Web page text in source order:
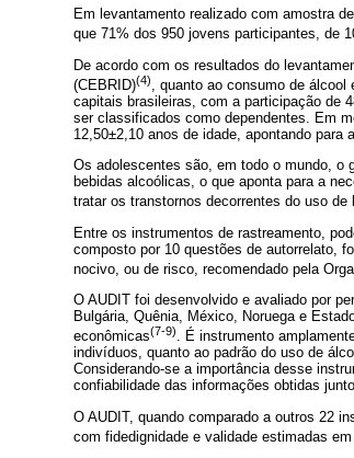
Em levantamento realizado com amostra
que 71% dos 950 jovens participantes, de
De acordo com os resultados do
(CEBRID)(4)
, quanto ao consumo de
capitais brasileiras, com a participação de
ser classificados como dependentes. Em
12,50±2,10 anos de idade, apontando para
Os adolescentes são, em todo o mundo, o
bebidas alcoólicas, o que aponta para a
tratar os transtornos decorrentes do uso de
Entre os instrumentos de rastreamento,
composto por 10 questões de autorrelato,
nocivo, ou de risco, recomendado pela
O AUDIT foi desenvolvido e avaliado por
Bulgária, Quênia, México, Noruega e
econômicas(7-9). É instrumento
indivíduos, quanto ao padrão do uso de
Considerando-se a importância desse
confiabilidade das informações obtidas
O AUDIT, quando comparado a outros 22
com fidedignidade e validade estimadas